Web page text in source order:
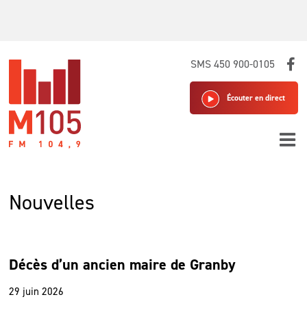
SMS 450 900-0105
Écouter en direct
Nouvelles
Décès d’un ancien maire de Granby
29 juin 2026